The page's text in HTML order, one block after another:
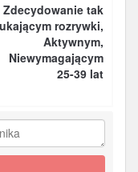
Zdecydowanie tak
rozrywki,
Aktywnym,
Niewymagającym
25-39 lat